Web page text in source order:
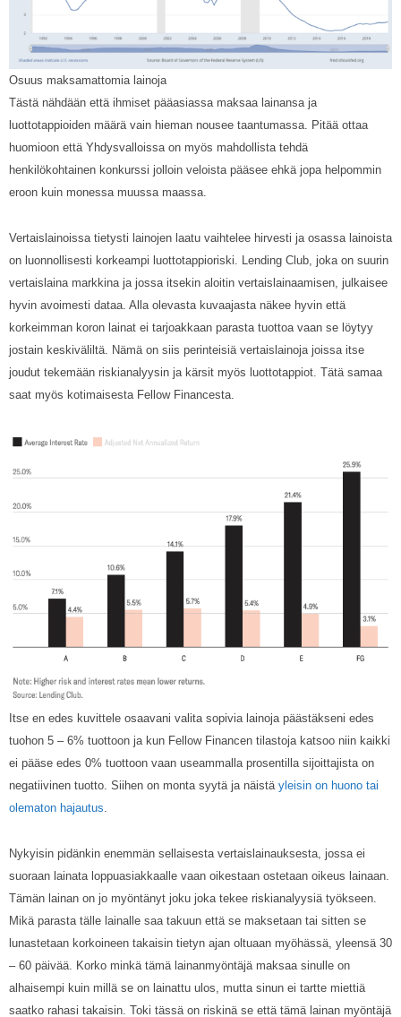
Osuus maksamattomia lainoja
Tästä nähdään että ihmiset pääasiassa maksaa lainansa ja
luottotappioiden määrä vain hieman nousee taantumassa. Pitää ottaa
huomioon että Yhdysvalloissa on myös mahdollista tehdä
henkilökohtainen konkurssi jolloin veloista pääsee ehkä jopa helpommin
eroon kuin monessa muussa maassa.
Vertaislainoissa tietysti lainojen laatu vaihtelee hirvesti ja osassa lainoista
on luonnollisesti korkeampi luottotappioriski. Lending Club, joka on suurin
vertaislaina markkina ja jossa itsekin aloitin vertaislainaamisen, julkaisee
hyvin avoimesti dataa. Alla olevasta kuvaajasta näkee hyvin että
korkeimman koron lainat ei tarjoakkaan parasta tuottoa vaan se löytyy
jostain keskiväliltä. Nämä on siis perinteisiä vertaislainoja joissa itse
joudut tekemään riskianalyysin ja kärsit myös luottotappiot. Tätä samaa
saat myös kotimaisesta Fellow Financesta.
Itse en edes kuvittele osaavani valita sopivia lainoja päästäkseni edes
tuohon 5 – 6% tuottoon ja kun Fellow Financen tilastoja katsoo niin kaikki
ei pääse edes 0% tuottoon vaan useammalla prosentilla sijoittajista on
negatiivinen tuotto. Siihen on monta syytä ja näistä yleisin on huono tai
olematon hajautus.
Nykyisin pidänkin enemmän sellaisesta vertaislainauksesta, jossa ei
suoraan lainata loppuasiakkaalle vaan oikestaan ostetaan oikeus lainaan.
Tämän lainan on jo myöntänyt joku joka tekee riskianalyysiä työkseen.
Mikä parasta tälle lainalle saa takuun että se maksetaan tai sitten se
lunastetaan korkoineen takaisin tietyn ajan oltuaan myöhässä, yleensä 30
– 60 päivää. Korko minkä tämä lainanmyöntäjä maksaa sinulle on
alhaisempi kuin millä se on lainattu ulos, mutta sinun ei tartte miettiä
saatko rahasi takaisin. Toki tässä on riskinä se että tämä lainan myöntäjä